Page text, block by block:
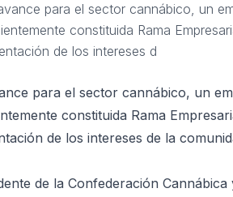
para el sector cannábico, un
constituida Rama
de los intereses d
para el sector cannábico, un
constituida Rama
de los intereses de la
de la Confederación